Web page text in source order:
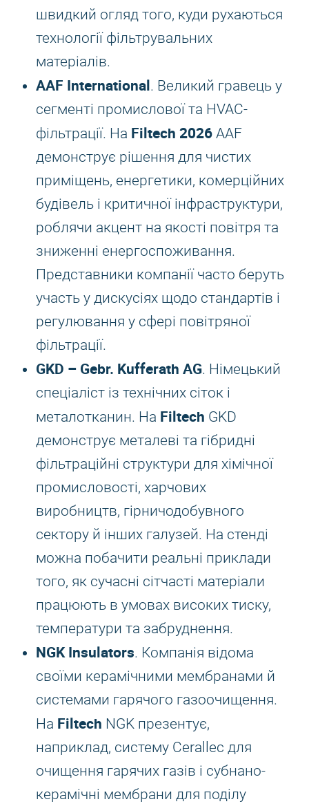
швидкий огляд того, куди рухаються
технології фільтрувальних
матеріалів.
AAF International. Великий гравець у
сегменті промислової та HVAC-
фільтрації. На Filtech 2026 AAF
демонструє рішення для чистих
приміщень, енергетики, комерційних
будівель і критичної інфраструктури,
роблячи акцент на якості повітря та
зниженні енергоспоживання.
Представники компанії часто беруть
участь у дискусіях щодо стандартів і
регулювання у сфері повітряної
фільтрації.
GKD – Gebr. Kufferath AG. Німецький
спеціаліст із технічних сіток і
металотканин. На Filtech GKD
демонструє металеві та гібридні
фільтраційні структури для хімічної
промисловості, харчових
виробництв, гірничодобувного
сектору й інших галузей. На стенді
можна побачити реальні приклади
того, як сучасні сітчасті матеріали
працюють в умовах високих тиску,
температури та забруднення.
NGK Insulators. Компанія відома
своїми керамічними мембранами й
системами гарячого газоочищення.
На Filtech NGK презентує,
наприклад, систему Cerallec для
очищення гарячих газів і субнано-
керамічні мембрани для поділу